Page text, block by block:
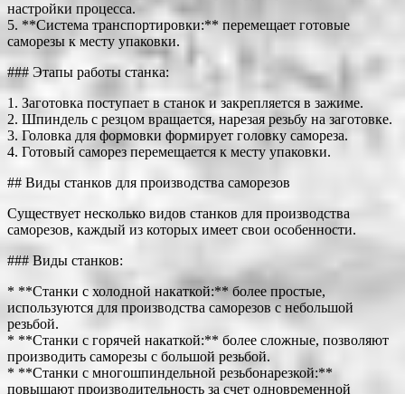
настройки процесса.
5. **Система транспортировки:** перемещает готовые
саморезы к месту упаковки.
### Этапы работы станка:
1. Заготовка поступает в станок и закрепляется в зажиме.
2. Шпиндель с резцом вращается, нарезая резьбу на заготовке.
3. Головка для формовки формирует головку самореза.
4. Готовый саморез перемещается к месту упаковки.
## Виды станков для производства саморезов
Существует несколько видов станков для производства
саморезов, каждый из которых имеет свои особенности.
### Виды станков:
* **Станки с холодной накаткой:** более простые,
используются для производства саморезов с небольшой
резьбой.
* **Станки с горячей накаткой:** более сложные, позволяют
производить саморезы с большой резьбой.
* **Станки с многошпиндельной резьбонарезкой:**
повышают производительность за счет одновременной